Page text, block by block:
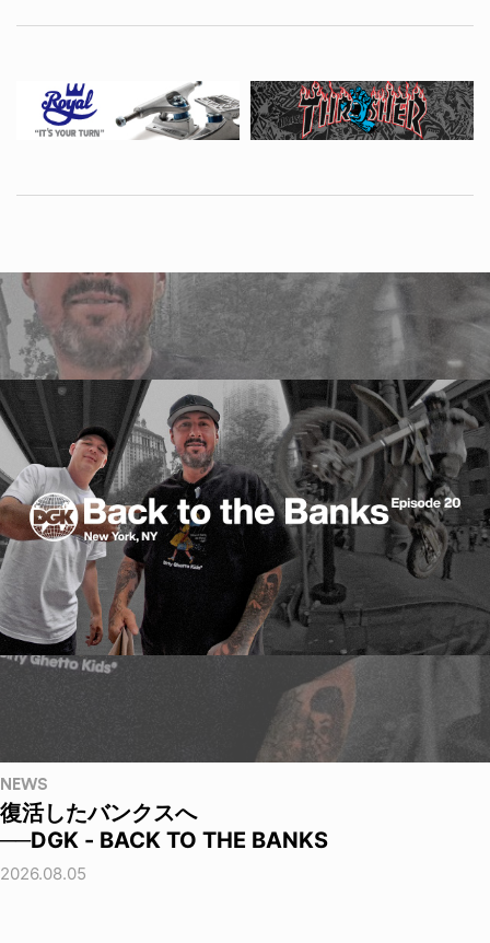
NEWS
復活したバンクスへ
──DGK - BACK TO THE BANKS
2026.08.05